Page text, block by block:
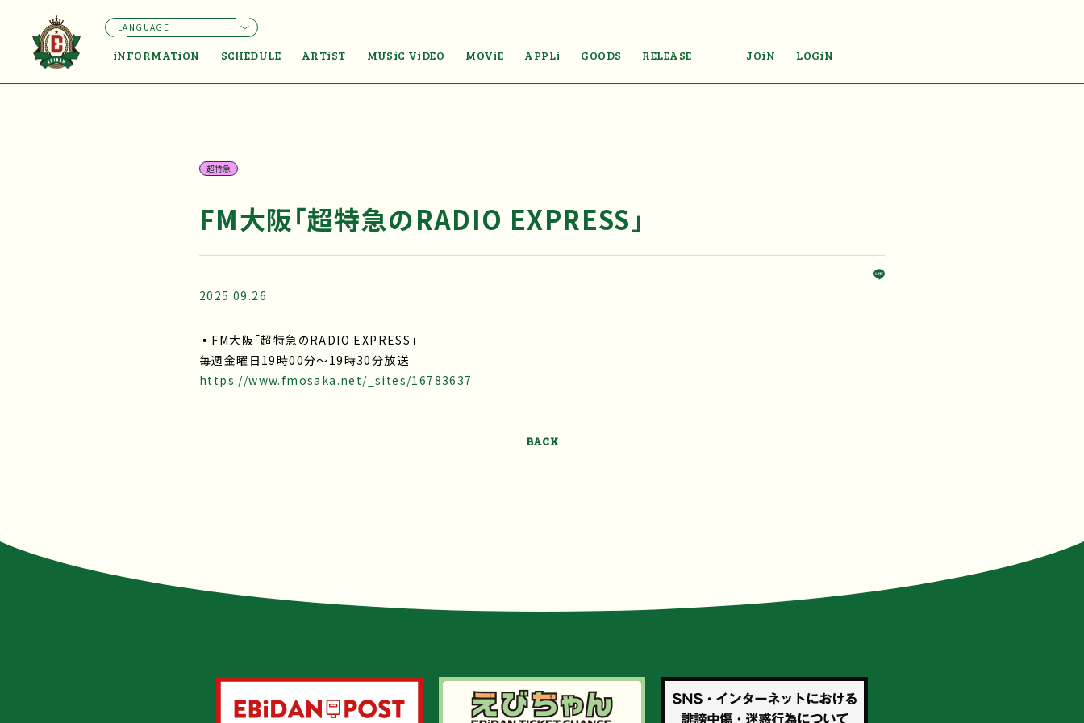
iNFORMATiON SCHEDULE ARTiST MUSiC ViDEO MOViE APPLi GOODS RELEASE JOiN LOGiN
LANGUAGE
超特急
FM大阪「超特急のRADIO EXPRESS」
2025.09.26
▪FM大阪「超特急のRADIO EXPRESS」
毎週金曜日19時00分〜19時30分放送
https://www.fmosaka.net/_sites/16783637
BACK